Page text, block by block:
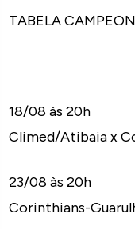
TABELA
18/08 às 20h
Climed/Atibaia x
23/08 às 20h
Corinthians-